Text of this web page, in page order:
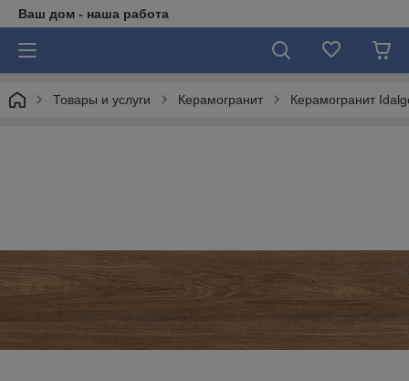
Ваш дом - наша работа
Товары и услуги Керамогранит Керамогранит